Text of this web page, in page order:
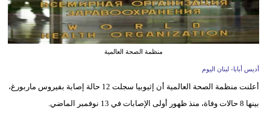
إعلام
تعليم
أزياء
منظمة الصحة العالمية
أديس أبابا- لبنان اليوم
أعلنت منظمة الصحة العالمية أن إثيوبيا سجلت 12 حالة إصابة بفيروس ماربورغ،
بينها 8 حالات وفاة، منذ ظهور أولى الإصابات في 13 نوفمبر الماضي.